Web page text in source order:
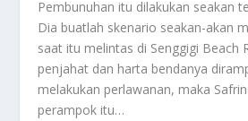
Pembunuhan itu dilakukan seakan
Dia buatlah skenario seakan-akan
saat itu melintas di Senggigi Beach
penjahat dan harta bendanya
melakukan perlawanan, maka
perampok itu…